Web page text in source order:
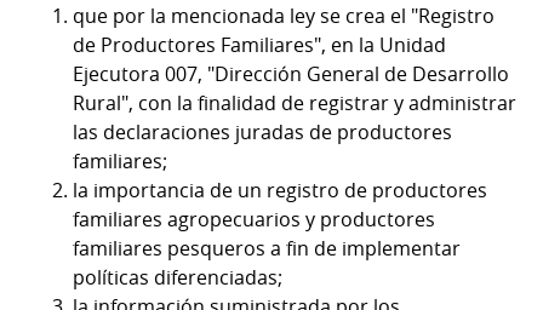
que por la mencionada ley se crea el "Registro
de Productores Familiares", en la Unidad
Ejecutora 007, "Dirección General de Desarrollo
Rural", con la finalidad de registrar y administrar
las declaraciones juradas de productores
familiares;
la importancia de un registro de productores
familiares agropecuarios y productores
familiares pesqueros a fin de implementar
políticas diferenciadas;